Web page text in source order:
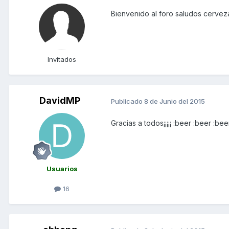
Invitados
Bienvenido al foro saludos
DavidMP
Usuarios
16
Publicado 8 de Junio del 2015
Gracias a todos¡¡¡¡¡ :beer :beer